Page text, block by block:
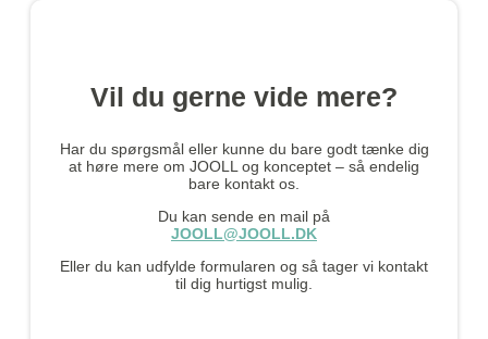
Vil du gerne vide mere?
Har du spørgsmål eller kunne du bare godt tænke dig
at høre mere om JOOLL og konceptet – så endelig
bare kontakt os.
Du kan sende en mail på
JOOLL@JOOLL.DK
Eller du kan udfylde formularen og så tager vi kontakt
til dig hurtigst mulig.